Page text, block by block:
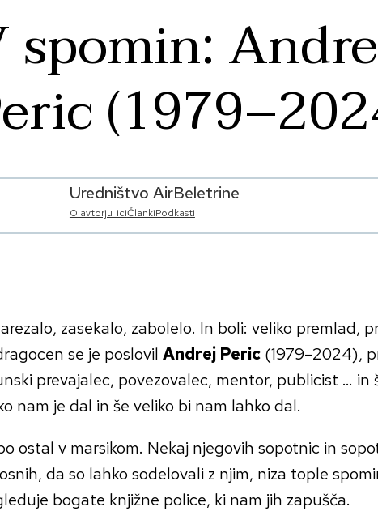
spomin:
Uredništvo AirBeletrine
O avtorju_iciČlankiPodkasti
zasekalo, zabolelo. In boli: veliko premlad,
se je poslovilAndrej Peric (1979–2024),
prevajalec, povezovalec, mentor, publicist … in
nam je dal in še veliko bi nam lahko dal.
ostal v marsikom. Nekaj njegovih sopotnic in
da so lahko sodelovali z njim, niza tople
bogate knjižne police, ki nam jih zapušča.